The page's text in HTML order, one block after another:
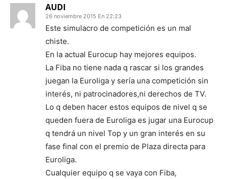
AUDI
26 noviembre 2015 En 22:23
Este simulacro de competición es un mal
chiste.
En la actual Eurocup hay mejores equipos.
La Fiba no tiene nada q rascar si los grandes
juegan la Euroliga y sería una competición sin
interés, ni patrocinadores,ni derechos de TV.
Lo q deben hacer estos equipos de nivel q se
queden fuera de Euroliga es jugar una Eurocup
q tendrá un nivel Top y un gran interés en su
fase final con el premio de Plaza directa para
Euroliga.
Cualquier equipo q se vaya con Fiba,